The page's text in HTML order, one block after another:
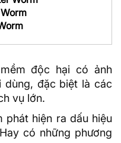
độc hại có ảnh
dùng, đặc biệt là các
vụ lớn.
phát hiện ra dấu hiệu
có những phương